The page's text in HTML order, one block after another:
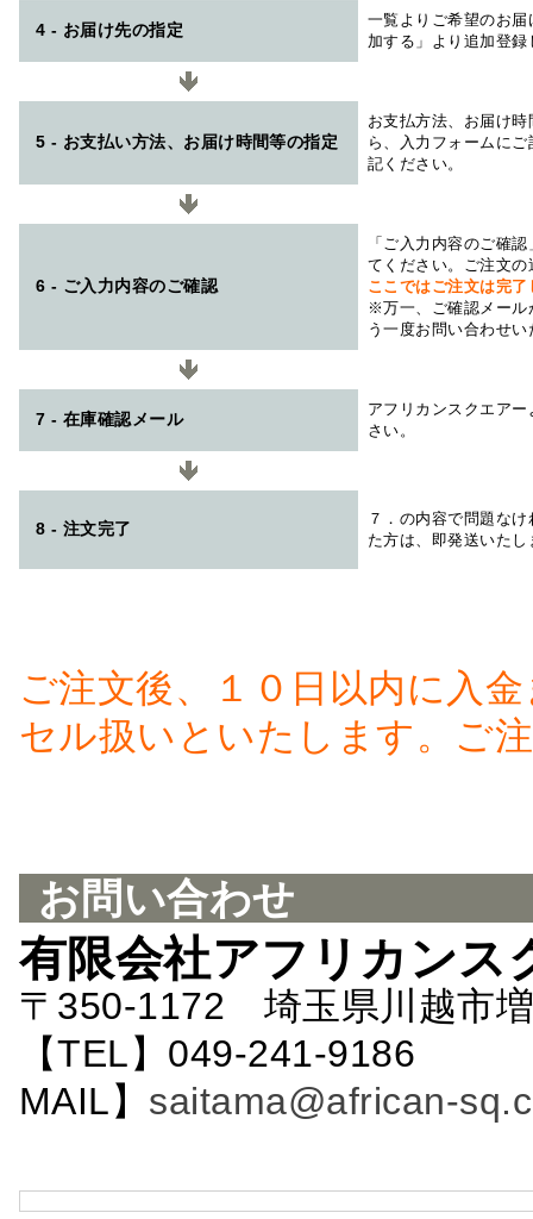
4 - お届け先の指定
一覧よりご希望のお
加する」より追加登
5 - お支払い方法、お届け時間等の指定
お支払方法、お届け
ら、入力フォームに
記ください。
6 - ご入力内容のご確認
「ご入力内容のご確
てください。ご注文
ここではご注文は完
※万一、ご確認メール
う一度お問い合わせ
7 - 在庫確認メール
アフリカンスクエアー
さい。
8 - 注文完了
７．の内容で問題な
た方は、即発送いたし
ご注文後、１０日以内に入
セル扱いといたします。ご
お問い合わせ
有限会社アフリカンス
〒350-1172 埼玉県川越市
【TEL】049-241-
MAIL】 saitama@african-